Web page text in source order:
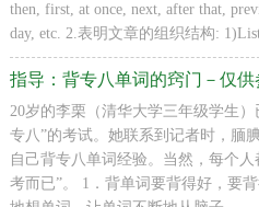
then, first, at once, next, after that,
day, etc. 2.表明文章的组织结构:
指导：背专八单词的窍门－仅供
20岁的李栗（清华大学三年级学生
专八”的考试。她联系到记者时，腼
自己背专八单词经验。当然，每个
考而已”。 1．背单词要背得好，要